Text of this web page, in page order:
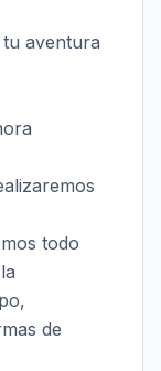
aventura
todo
de